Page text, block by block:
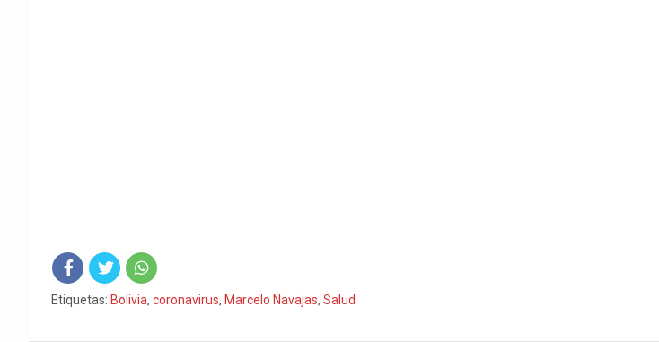
Fac Twit Wha
Etiquetas: Bolivia, coronavirus, Marcelo Navajas, Salud